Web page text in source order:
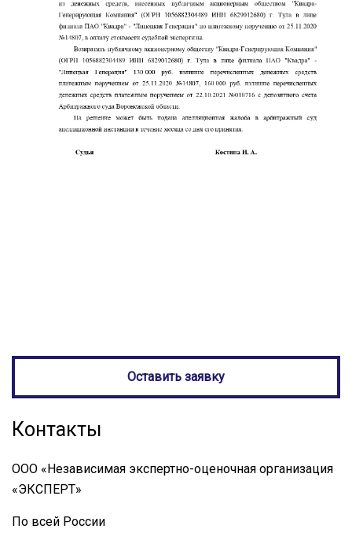
Оставить заявку
Контакты
ООО «Независимая экспертно-оценочная организация
«ЭКСПЕРТ»
По всей России